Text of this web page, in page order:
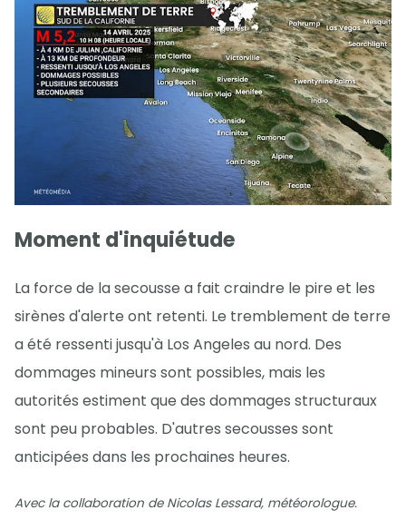
Moment d'inquiétude
La force de la secousse a fait craindre le pire et les
sirènes d'alerte ont retenti. Le tremblement de terre
a été ressenti jusqu'à Los Angeles au nord. Des
dommages mineurs sont possibles, mais les
autorités estiment que des dommages structuraux
sont peu probables. D'autres secousses sont
anticipées dans les prochaines heures.
Avec la collaboration de Nicolas Lessard, météorologue.